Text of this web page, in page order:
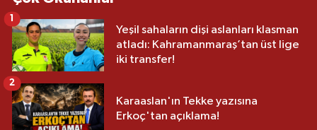
Yeşil sahaların dişi aslanları klasman
atladı: Kahramanmaraş’tan üst lige
iki transfer!
Karaaslan'ın Tekke yazısına
Erkoç'tan açıklama!
2